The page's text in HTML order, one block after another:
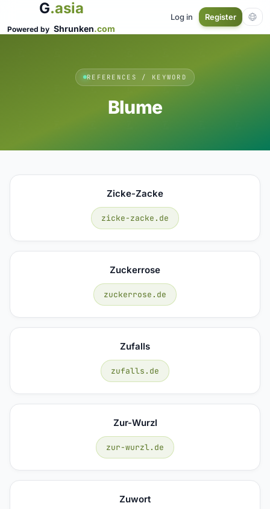
G.asia
Powered by Shrunken.com
Log in Register
REFERENCES / KEYWORD
Blume
Zicke-Zacke
zicke-zacke.de
Zuckerrose
zuckerrose.de
Zufalls
zufalls.de
Zur-Wurzl
zur-wurzl.de
Zuwort